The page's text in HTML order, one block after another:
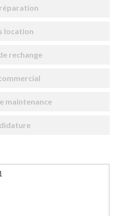
location
rechange
maintenance